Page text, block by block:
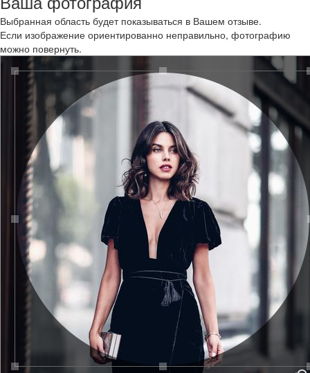
Выбранная область будет показываться в Вашем отзыве.
Если изображение ориентированно неправильно, фотографию
можно повернуть.